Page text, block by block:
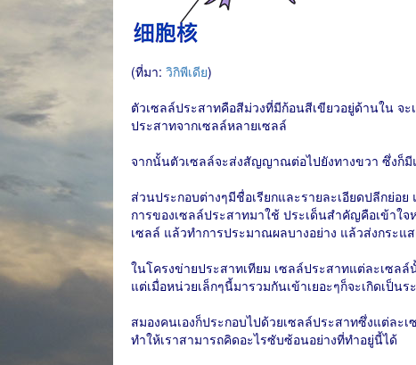
(ที่มา: วิกิพีเดีย)
ตัวเซลล์ประสาทคือสีม่วงที่มีก้อนสีเขียวอยู่ด้านใน
ประสาทจากเซลล์หลายเซลล์
จากนั้นตัวเซลล์จะส่งสัญญาณต่อไปยังทางขวา ซึ่งก็มี
ส่วนประกอบต่างๆมีชื่อเรียกและรายละเอียดปลีกย่อ
การของเซลล์ประสาทมาใช้ ประเด็นสำคัญคือเข้า
เซลล์ แล้วทำการประมาณผลบางอย่าง แล้วส่งกระแ
ในโครงข่ายประสาทเทียม เซลล์ประสาทแต่ละเซล
แต่เมื่อหน่วยเล็กๆนี้มารวมกันเข้าเยอะๆก็จะเกิดเป็
สมองคนเองก็ประกอบไปด้วยเซลล์ประสาทซึ่งแต่ละ
ทำให้เราสามารถคิดอะไรซับซ้อนอย่างที่ทำอยู่นี้ได้